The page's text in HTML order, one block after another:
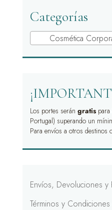
Categorías
Cosmética
Los portes serán gratispara
Portugal) superando un
Para envíos a otros destinos
Envíos, Devoluciones y
Términos y